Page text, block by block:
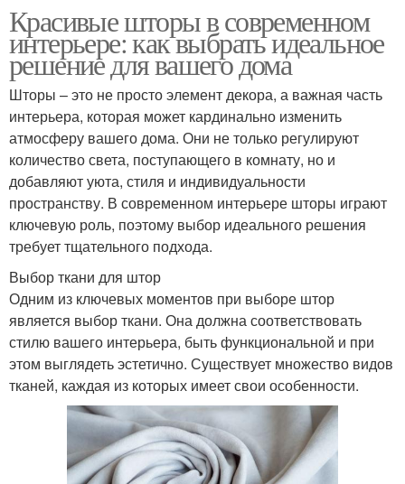
Красивые шторы в современном
интерьере: как выбрать идеальное
решение для вашего дома
Шторы – это не просто элемент декора, а важная часть
интерьера, которая может кардинально изменить
атмосферу вашего дома. Они не только регулируют
количество света, поступающего в комнату, но и
добавляют уюта, стиля и индивидуальности
пространству. В современном интерьере шторы играют
ключевую роль, поэтому выбор идеального решения
требует тщательного подхода.
Выбор ткани для штор
Одним из ключевых моментов при выборе штор
является выбор ткани. Она должна соответствовать
стилю вашего интерьера, быть функциональной и при
этом выглядеть эстетично. Существует множество видов
тканей, каждая из которых имеет свои особенности.